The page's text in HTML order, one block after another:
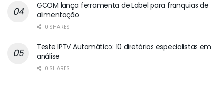
GCOM lança ferramenta de Label para franquias de
alimentação
0 SHARES
Teste IPTV Automático: 10 diretórios especialistas em
análise
0 SHARES